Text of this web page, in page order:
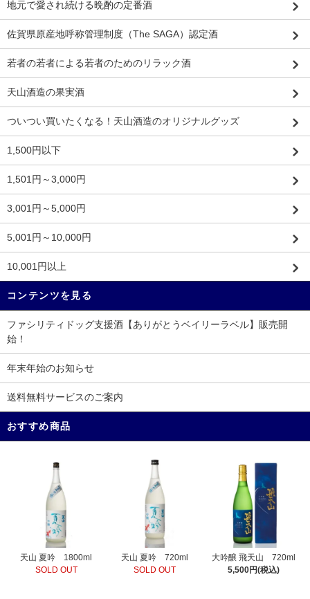
地元で愛され続ける晩酌の定番酒
佐賀県原産地呼称管理制度（The SAGA）認定酒
若者の若者による若者のためのリラック酒
天山酒造の果実酒
ついつい買いたくなる！天山酒造のオリジナルグッズ
1,500円以下
1,501円～3,000円
3,001円～5,000円
5,001円～10,000円
10,001円以上
コンテンツを見る
ファシリティドッグ支援酒【ありがとうベイリーラベル】販売開
始！
年末年始のお知らせ
送料無料サービスのご案内
おすすめ商品
天山 夏吟 1800ml
SOLD OUT
天山 夏吟 720ml
SOLD OUT
大吟醸 飛天山 720ml
5,500円(税込)